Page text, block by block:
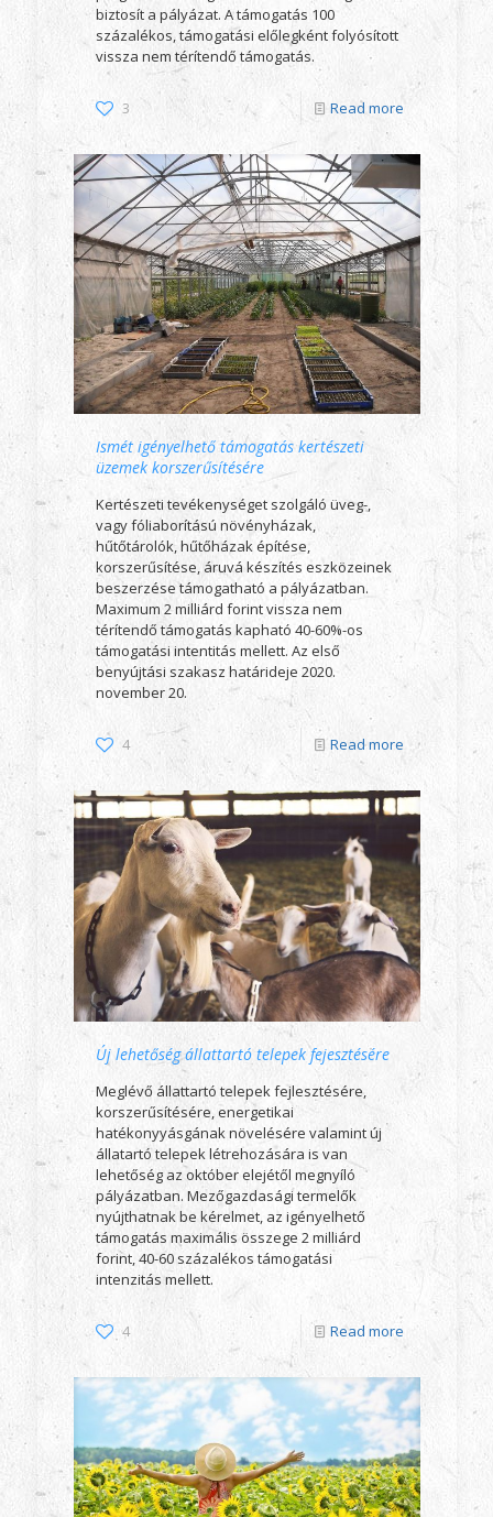
biztosít a pályázat. A támogatás 100
százalékos, támogatási előlegként folyósított
vissza nem térítendő támogatás.
3 Read more
Ismét igényelhető támogatás kertészeti
üzemek korszerűsítésére
Kertészeti tevékenységet szolgáló üveg-,
vagy fóliaborítású növényházak,
hűtőtárolók, hűtőházak építése,
korszerűsítése, áruvá készítés eszközeinek
beszerzése támogatható a pályázatban.
Maximum 2 milliárd forint vissza nem
térítendő támogatás kapható 40-60%-os
támogatási intentitás mellett. Az első
benyújtási szakasz határideje 2020.
november 20.
4 Read more
Új lehetőség állattartó telepek fejesztésére
Meglévő állattartó telepek fejlesztésére,
korszerűsítésére, energetikai
hatékonyyásgának növelésére valamint új
állatartó telepek létrehozására is van
lehetőség az október elejétől megnyíló
pályázatban. Mezőgazdasági termelők
nyújthatnak be kérelmet, az igényelhető
támogatás maximális összege 2 milliárd
forint, 40-60 százalékos támogatási
intenzitás mellett.
4 Read more